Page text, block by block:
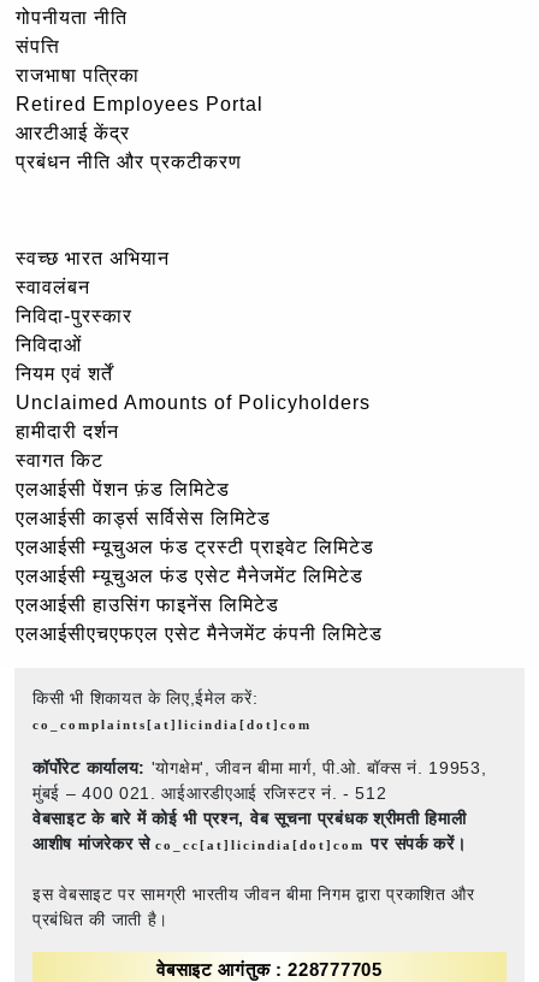
गोपनीयता नीति
संपत्ति
राजभाषा पत्रिका
Retired Employees Portal
आरटीआई केंद्र
प्रबंधन नीति और प्रकटीकरण
स्वच्छ भारत अभियान
स्वावलंबन
निविदा-पुरस्कार
निविदाओं
नियम एवं शर्तें
Unclaimed Amounts of Policyholders
हामीदारी दर्शन
स्वागत किट
एलआईसी पेंशन फ़ंड लिमिटेड
एलआईसी कार्ड्स सर्विसेस लिमिटेड
एलआईसी म्यूचुअल फंड ट्रस्टी प्राइवेट लिमिटेड
एलआईसी म्यूचुअल फंड एसेट मैनेजमेंट लिमिटेड
एलआईसी हाउसिंग फाइनेंस लिमिटेड
एलआईसीएचएफएल एसेट मैनेजमेंट कंपनी लिमिटेड
किसी भी शिकायत के लिए,ईमेल करें:
co_complaints[at]licindia[dot]com
कॉर्पोरेट कार्यालय: 'योगक्षेम', जीवन बीमा मार्ग, पी.ओ. बॉक्स नं. 19953,
मुंबई – 400 021. आईआरडीएआई रजिस्टर नं. - 512
वेबसाइट के बारे में कोई भी प्रश्न, वेब सूचना प्रबंधक श्रीमती हिमाली
आशीष मांजरेकर सेco_cc[at]licindia[dot]comपर संपर्क करें।
इस वेबसाइट पर सामग्री भारतीय जीवन बीमा निगम द्वारा प्रकाशित और
प्रबंधित की जाती है।
वेबसाइट आगंतुक : 228777705